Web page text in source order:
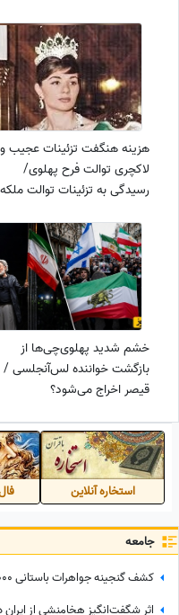
هزینه هنگفت تزئینات عجیب و
لاکچری توالت فرح پهلوی/
رسیدگی به تزئینات توالت
واجبتر بوده
خشم شدید پهلوی‌چی‌ها از
بازگشت خواننده لس‌آنجلسی /
قیصر اخراج می‌شود؟
استخاره آنلاین
جامعه